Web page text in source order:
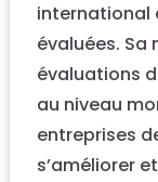
international
évaluées. Sa
évaluations
au niveau
entreprises
s’améliorer